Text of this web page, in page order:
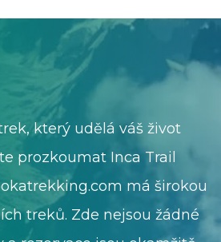
který udělá váš život
prozkoumat Inca Trail
má širokou
treků. Zde nejsou žádné